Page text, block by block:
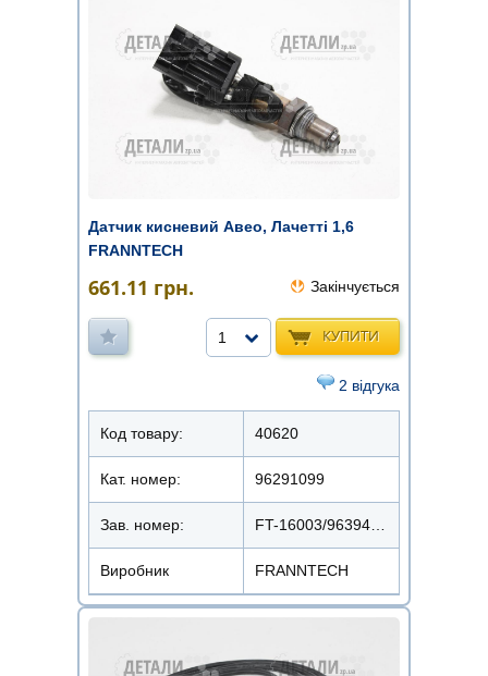
Датчик кисневий Авео, Лачетті 1,6
FRANNTECH
661.11 грн. Закінчується
КУПИТИ
1
2 відгука
Код товару: 40620
Кат. номер: 96291099
Зав. номер:
Виробник FRANNTECH